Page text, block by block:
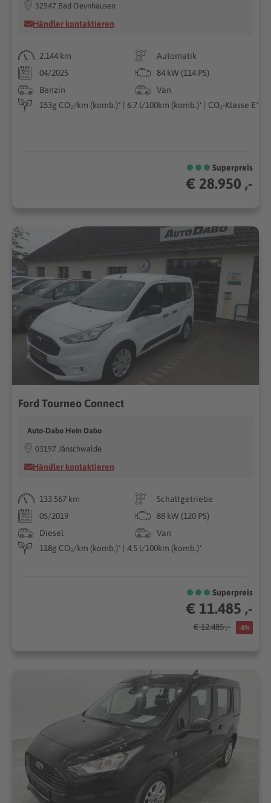
32547 Bad Oeynhausen
Händler kontaktieren
2.144 km
Automatik
04/2025
84 kW (114 PS)
Benzin
Van
153g CO₂/km (komb.)* | 6.7 l/100km (komb.)* | CO₂-Klasse E*
Superpreis
€ 28.950 ,-
Ford Tourneo Connect
Auto-Dabo Hein Dabo
03197 Jänschwalde
Händler kontaktieren
133.567 km
Schaltgetriebe
05/2019
88 kW (120 PS)
Diesel
Van
118g CO₂/km (komb.)* | 4.5 l/100km (komb.)*
Superpreis
€ 11.485 ,-
€ 12.485 ,- -8%